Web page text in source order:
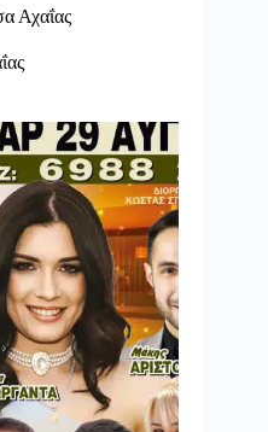
Αχαΐας